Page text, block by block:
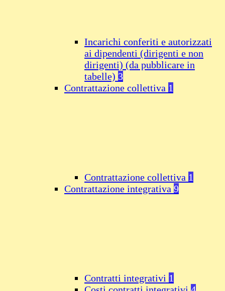
Incarichi conferiti e autorizzati
ai dipendenti (dirigenti e non
dirigenti) (da pubblicare in
tabelle) 3
Contrattazione collettiva 1
Contrattazione collettiva 1
Contrattazione integrativa 9
Contratti integrativi 1